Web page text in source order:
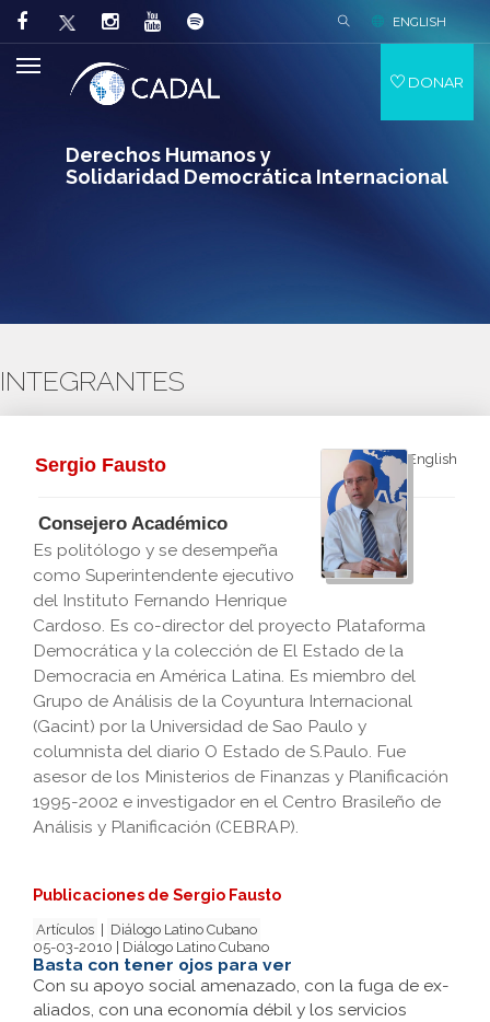
Derechos Humanos y
Solidaridad Democrática Internacional
ENGLISH
DONAR
INTEGRANTES
English
Sergio Fausto
Consejero Académico
Es politólogo y se desempeña
como Superintendente ejecutivo
del Instituto Fernando Henrique
Cardoso. Es co-director del proyecto Plataforma
Democrática y la colección de El Estado de la
Democracia en América Latina. Es miembro del
Grupo de Análisis de la Coyuntura Internacional
(Gacint) por la Universidad de Sao Paulo y
columnista del diario O Estado de S.Paulo. Fue
asesor de los Ministerios de Finanzas y Planificación
1995-2002 e investigador en el Centro Brasileño de
Análisis y Planificación (CEBRAP).
Publicaciones de Sergio Fausto
Artículos
Diálogo Latino Cubano
05-03-2010 | Diálogo Latino Cubano
Basta con tener ojos para ver
Con su apoyo social amenazado, con la fuga de ex-
aliados, con una economía débil y los servicios